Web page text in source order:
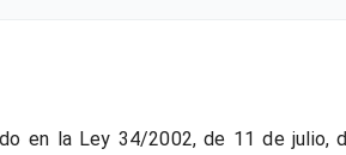
en la Ley 34/2002, de 11 de julio,